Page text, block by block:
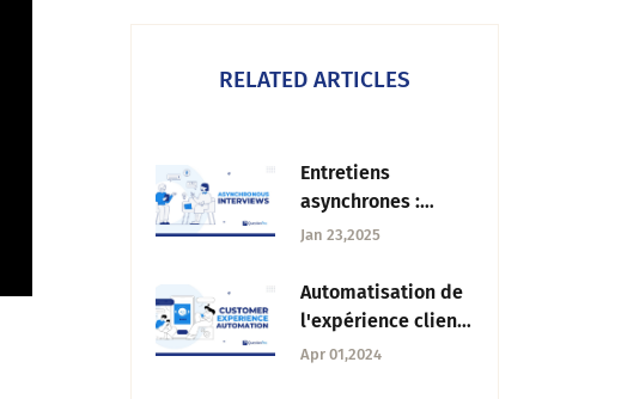
RELATED ARTICLES
Entretiens
asynchrones :
Qu'est-ce que c'est
l'utiliser ?
Jan 23,2025
Automatisation de
l'expérience client :
Définition,
Apr 01,2024